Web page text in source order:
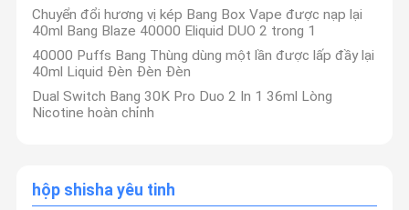
Chuyển đổi hương vị kép Bang Box Vape được nạp lại
40ml Bang Blaze 40000 Eliquid DUO 2 trong 1
40000 Puffs Bang Thùng dùng một lần được lấp đầy lại
40ml Liquid Đèn Đèn Đèn
Dual Switch Bang 30K Pro Duo 2 In 1 36ml Lòng
Nicotine hoàn chỉnh
hộp shisha yêu tinh